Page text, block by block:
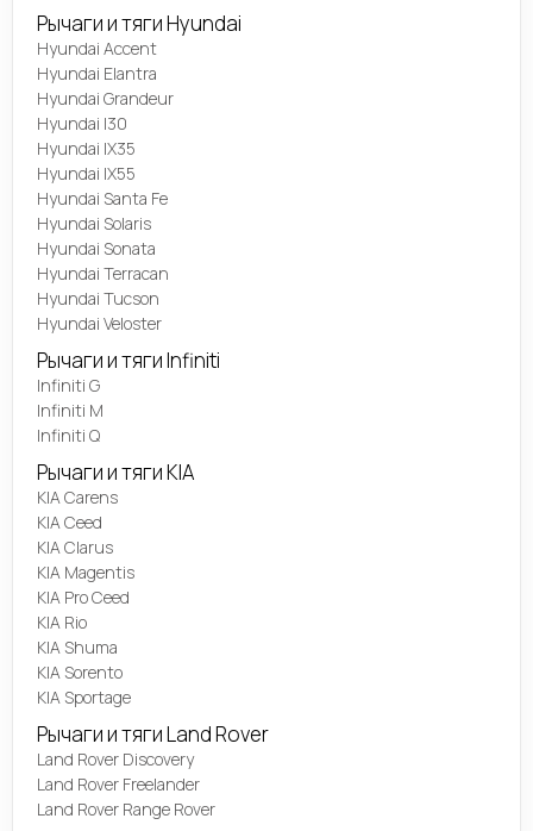
Рычаги и тяги Hyundai
Hyundai Accent
Hyundai Elantra
Hyundai Grandeur
Hyundai I30
Hyundai IX35
Hyundai IX55
Hyundai Santa Fe
Hyundai Solaris
Hyundai Sonata
Hyundai Terracan
Hyundai Tucson
Hyundai Veloster
Рычаги и тяги Infiniti
Infiniti G
Infiniti M
Infiniti Q
Рычаги и тяги KIA
KIA Carens
KIA Ceed
KIA Clarus
KIA Magentis
KIA Pro Ceed
KIA Rio
KIA Shuma
KIA Sorento
KIA Sportage
Рычаги и тяги Land Rover
Land Rover Discovery
Land Rover Freelander
Land Rover Range Rover